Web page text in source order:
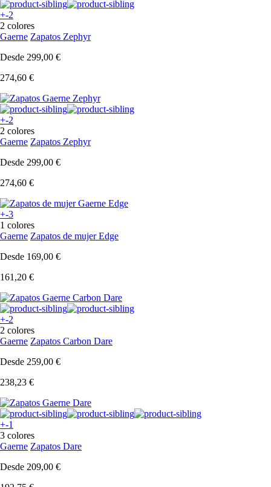
+-2
2 colores
Gaerne Zapatos Zephyr
Desde 299,00 €
274,60 €
+-2
2 colores
Gaerne Zapatos Zephyr
Desde 299,00 €
274,60 €
+-3
1 colores
Gaerne Zapatos de mujer Edge
Desde 169,00 €
161,20 €
+-2
2 colores
Gaerne Zapatos Carbon Dare
Desde 259,00 €
238,23 €
+-1
3 colores
Gaerne Zapatos Dare
Desde 209,00 €